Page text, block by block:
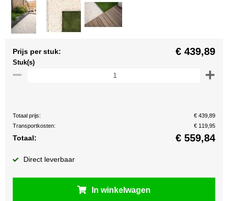
Prijs per stuk: € 439,89
Stuk(s)
Totaal prijs:
€ 439,89
Transportkosten:
€ 119,95
Totaal: € 559,84
Direct leverbaar
In winkelwagen